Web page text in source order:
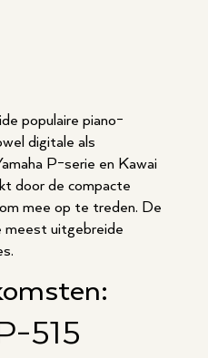
populaire piano-
digitale als
P-serie en Kawai
door de compacte
mee op te treden. De
uitgebreide
515